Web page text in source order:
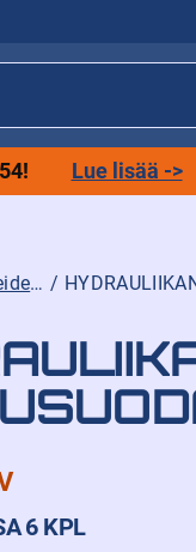
U54! Lue lisää ->
Maanrakennuskoneiden suodattimet /
6 KPL